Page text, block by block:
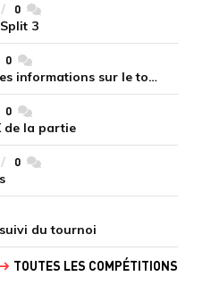
0commentaires
3
0commentaires
BLAST Open Porto : toutes les informations sur le tournoi
0commentaires
de la partie
0commentaires
du tournoi
TOUTES LES COMPÉTITIONS